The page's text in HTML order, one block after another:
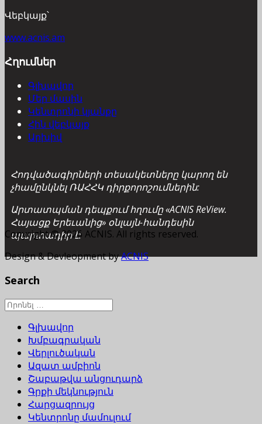
Վեբկայք՝
www.acnis.am
Հղումներ
Գլխավոր
Մեր մասին
Կենտրոնի կյանքը
Հին վեբկայք
Արխիվ
Հոդվածագիրների տեսակետները կարող են
չհամընկնել ՌԱՀՀԿ դիրքորոշումներին:
Արտատպման դեպքում հղումը «ACNIS ReView.
Հայացք Երեւանից» օնլայն-հանդեսին
պարտադիր է:
Copyright © 2026 ACNIS. All rights reserved.
Design & Devleopment byACNIS
Search
Գլխավոր
Խմբագրական
Վերլուծական
Ազատ ամբիոն
Շաբաթվա անցուդարձ
Գրքի մեկնություն
Հարցազրույց
Կենտրոնը մամուլում